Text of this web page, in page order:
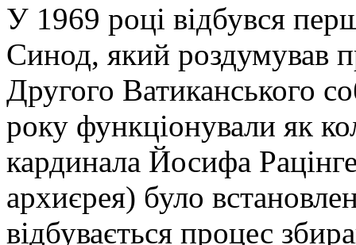
У 1969 році відбувся
Синод, який роздумував
Другого Ватиканського
року функціонували як
кардинала Йосифа
архиєрея) було
відбувається процес